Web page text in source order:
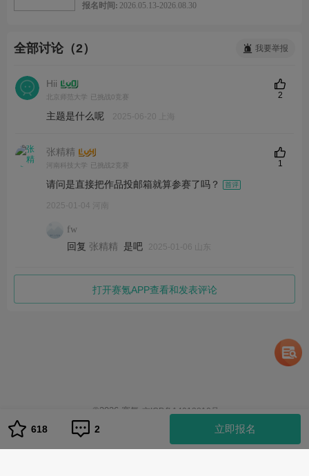
报名时间: 2026.05.13-2026.08.30
全部讨论（2） 我要举报
Hii
北京师范大学 已挑战0竞赛
2025-06-20 上海
2
张精精
河南科技大学 已挑战2竞赛
请问是直接把作品投邮箱就算参赛了吗？
2025-01-04 河南
1
fw
回复 张精精 是吧 2025-01-06 山东
打开赛氪APP查看和发表评论
队伍管理
618 2 立即报名
©2026 赛氪 京ICP备14013810号